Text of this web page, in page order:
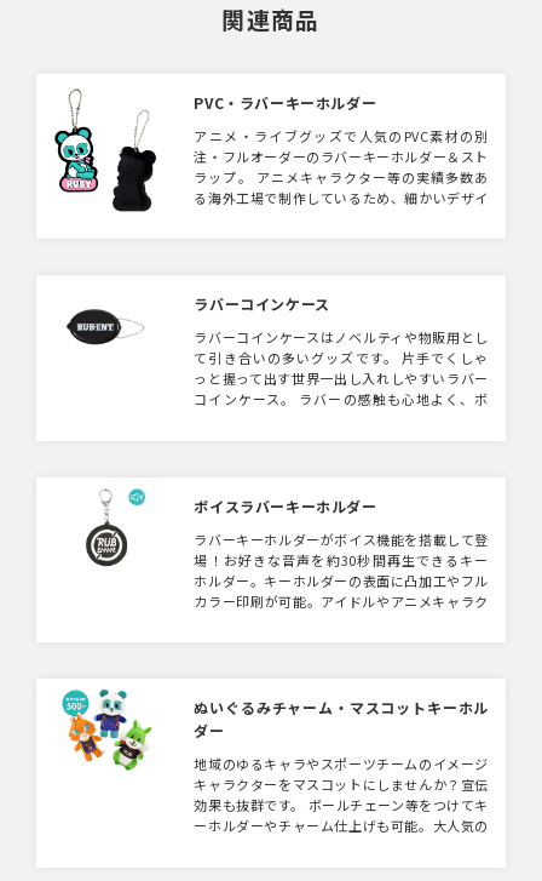
関連商品
PVC・ラバーキーホルダー
アニメ・ライブグッズで人気のPVC素材の別
注・フルオーダーのラバーキーホルダー＆スト
ラップ。 アニメキャラクター等の実績多数あ
る海外工場で制作しているため、細かいデザイ
ラバーコインケース
ラバーコインケースはノベルティや物販用とし
て引き合いの多いグッズです。 片手でくしゃ
っと握って出す世界一出し入れしやすいラバー
コインケース。 ラバーの感触も心地よく、ボ
ボイスラバーキーホルダー
ラバーキーホルダーがボイス機能を搭載して登
場！お好きな音声を約30秒間再生できるキー
ホルダー。キーホルダーの表面に凸加工やフル
カラー印刷が可能。アイドルやアニメキャラク
ぬいぐるみチャーム・マスコットキーホル
ダー
地域のゆるキャラやスポーツチームのイメージ
キャラクターをマスコットにしませんか？宣伝
効果も抜群です。 ボールチェーン等をつけてキ
ーホルダーやチャーム仕上げも可能。大人気の